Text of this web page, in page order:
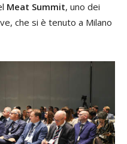
Meat Summit, uno dei
che si è tenuto a Milano